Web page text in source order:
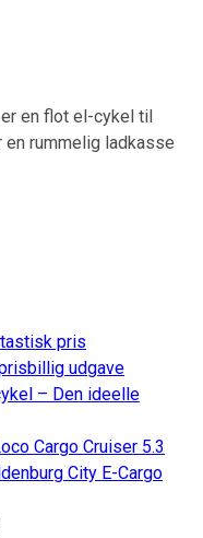
en flot el-cykel til
en rummelig ladkasse
pris
udgave
– Den ideelle
Cargo Cruiser 5.3
City E-Cargo